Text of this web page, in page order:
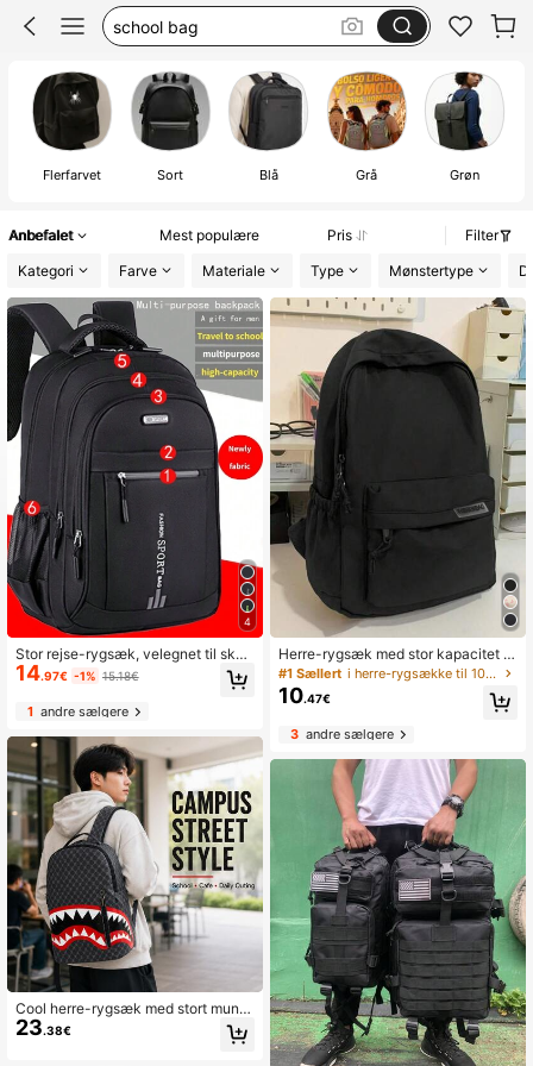
skole taske
rygsæk
Flerfarvet Sort Blå Grå Grøn
Anbefalet Mest populære Pris
Filter
Kategori
Farve Materiale Type Mønstertype
4
Stor rejse-rygsæk, velegnet til skol
estart; eksklusiv rejse-rygsæk, vele
gnet til forretningsrejser; udstyret m
ed stort laptoprum
14.97€ -1% 15.18€
1andre sælgere
Cool herre-rygsæk med stort mund
-print og tern, skole- og laptoprygs
æk til universitet, business school,
23.38€
Herre-rygsæk med stor kapacitet i
ensfarvet design, moderigtig minim
alistisk rejsetaske, velegnet til afsla
ppet brug, japansk stil, college-stil,
#1 Sællert i herre-rygsække til 10-15 dollars
10.47€
3andre sælgere